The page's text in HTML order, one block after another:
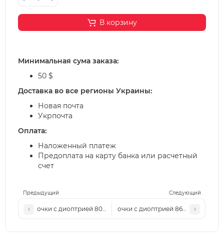
Предыдущий Следующий
очки с диоптрией 8004 с1..Линза стеклоочки с диоптрией 868 с1..Линза
В корзину
Минимальная сума заказа:
50 $
Доставка во все регионы Украины:
Новая почта
Укрпочта
Оплата:
Наложенный платеж
Предоплата на карту банка или расчетный
счет